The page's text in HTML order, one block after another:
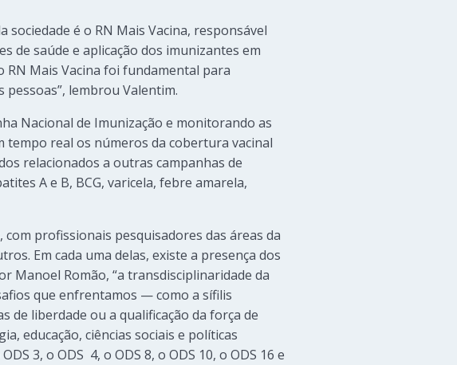
é o RN Mais Vacina, responsável
de saúde e aplicação dos imunizantes em
RN Mais Vacina foi fundamental para
lembrou Valentim.
Nacional de Imunização e monitorando as
tempo real os números da cobertura vacinal
relacionados a outras campanhas de
A e B, BCG, varicela, febre amarela,
profissionais pesquisadores das áreas da
Em cada uma delas, existe a presença dos
Manoel Romão, “a transdisciplinaridade da
que enfrentamos — como a sífilis
de liberdade ou a qualificação da força de
educação, ciências sociais e políticas
3, o ODS 4, o ODS 8, o ODS 10, o ODS 16 e